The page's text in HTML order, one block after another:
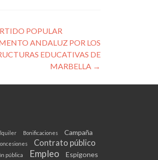
POPULAR
ANDALUZ POR LOS
EDUCATIVAS DE
MARBELLA →
Bonificaciones Campaña
Contrato público
pública Empleo Espigones